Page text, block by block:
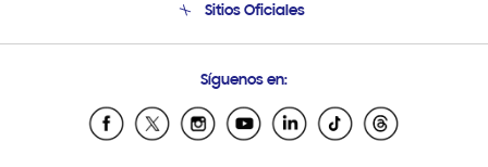
Condiciones de Compra
Soporte vía eMail
Sitios Oficiales
Samsung Ecuador
Samsung El Salvador
Síguenos en: